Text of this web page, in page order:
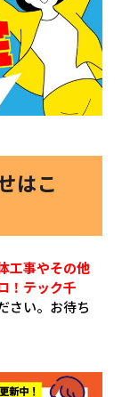
はこ
工事やその他
！テック千
さい。お待ち